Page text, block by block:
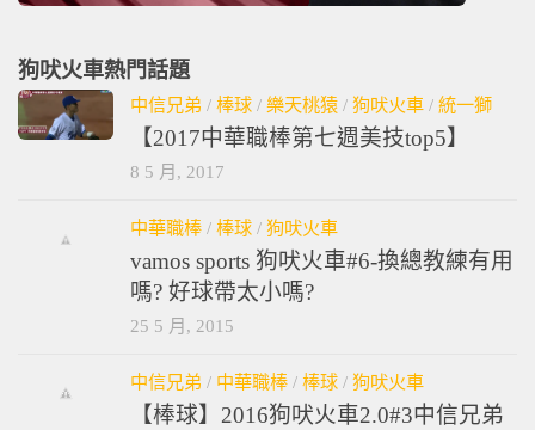
狗吠火車熱門話題
中信兄弟 / 棒球 / 樂天桃猿 / 狗吠火車 / 統一獅
【2017中華職棒第七週美技top5】
8 5 月, 2017
中華職棒 / 棒球 / 狗吠火車
vamos sports 狗吠火車#6-換總教練有用
嗎? 好球帶太小嗎?
25 5 月, 2015
中信兄弟 / 中華職棒 / 棒球 / 狗吠火車
【棒球】2016狗吠火車2.0#3中信兄弟